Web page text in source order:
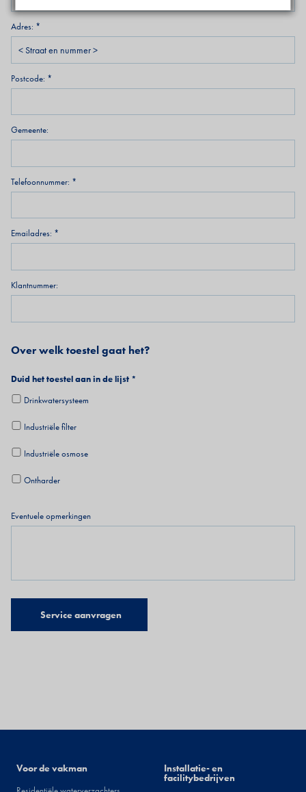
Adres:
Postcode:
Gemeente:
Telefoonnummer:
Emailadres:
Klantnummer:
Over welk toestel gaat het?
Duid het toestel aan in de lijst
Drinkwatersysteem
Industriële filter
Industriële osmose
Ontharder
Eventuele opmerkingen
Installateurs
Voor de vakman Facility
Installatie- en
facilitybedrijven